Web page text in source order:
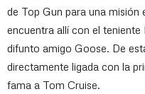
de Top Gun para una misión
encuentra allí con el teniente
difunto amigo Goose. De
directamente ligada con la
fama a Tom Cruise.